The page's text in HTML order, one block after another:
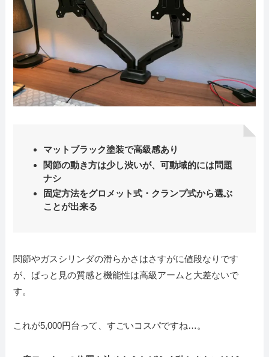
マットブラック塗装で高級感あり
関節の動き方は少し渋いが、可動域的には問題
ナシ
固定方法をグロメット式・クランプ式から選ぶ
ことが出来る
関節やガスシリンダの滑らかさはさすがに値段なりです
が、ぱっと見の質感と機能性は高級アームと大差ないで
す。
これが5,000円台って、すごいコスパですね…。